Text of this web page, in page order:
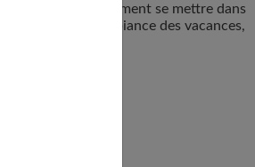
Comment se mettre dans
l’ambiance des vacances,